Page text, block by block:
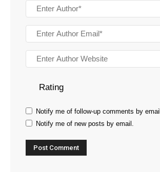
Rating
Notify me of follow-up comments by email.
Notify me of new posts by email.